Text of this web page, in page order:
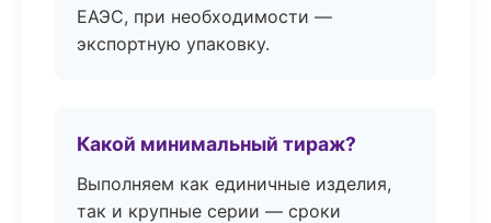
ЕАЭС, при необходимости —
экспортную упаковку.
Какой минимальный тираж?
Выполняем как единичные изделия,
так и крупные серии — сроки